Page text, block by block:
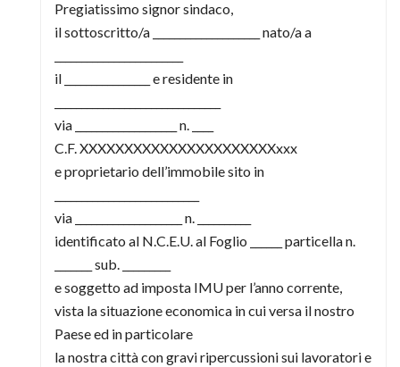
Pregiatissimo signor sindaco,
il sottoscritto/a ____________________ nato/a a
il ________________ e residente in
via ___________________ n. ____
C.F. XXXXXXXXXXXXXXXXXXXXXXxxx
e proprietario dell’immobile sito in
via ____________________ n. __________
identificato al N.C.E.U. al Foglio ______ particella n.
_______ sub. _________
e soggetto ad imposta IMU per l’anno corrente,
vista la situazione economica in cui versa il nostro
Paese ed in particolare
la nostra città con gravi ripercussioni sui lavoratori e